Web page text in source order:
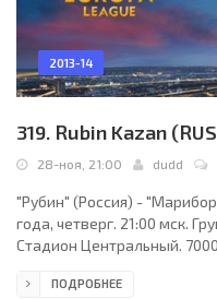
2013-14
319. Rubin Kazan
28-ноя, 21:00 dudd
"Рубин" (Россия) -
года, четверг. 21:00 мск.
Стадион Центральный.
Ондрей Брендза
ПОДРОБНЕЕ